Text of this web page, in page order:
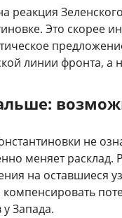
реакция
Это скорее
линии фронта, а
не
меняет
на оставшиеся
компенсировать
у Запада.